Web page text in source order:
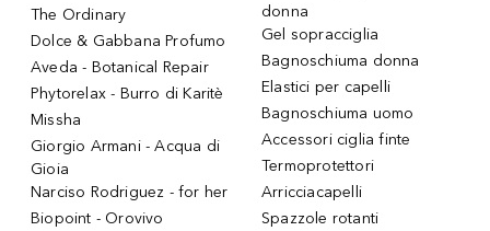
The Ordinary
Dolce & Gabbana Profumo
Aveda - Botanical Repair
Phytorelax - Burro di Karitè
Missha
Giorgio Armani - Acqua di
Gioia
Narciso Rodriguez - for her
Biopoint - Orovivo
donna
Gel sopracciglia
Bagnoschiuma donna
Elastici per capelli
Bagnoschiuma uomo
Accessori ciglia finte
Termoprotettori
Arricciacapelli
Spazzole rotanti